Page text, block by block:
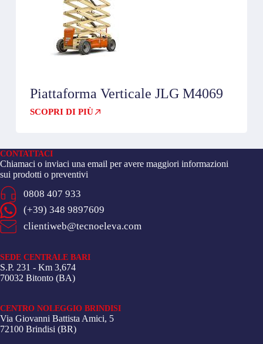
Piattaforma Verticale JLG M4069
SCOPRI DI PIÙ
CONTATTACI
Chiamaci o inviaci una email per avere maggiori informazioni
sui prodotti o preventivi
0808 407 933
(+39) 348 9897609
clientiweb@tecnoeleva.com
SEDE CENTRALE BARI
S.P. 231 - Km 3,674
70032 Bitonto (BA)
CENTRO NOLEGGIO BRINDISI
Via Giovanni Battista Amici, 5
72100 Brindisi (BR)